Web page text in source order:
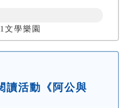
文學樂園
讀活動《阿公與